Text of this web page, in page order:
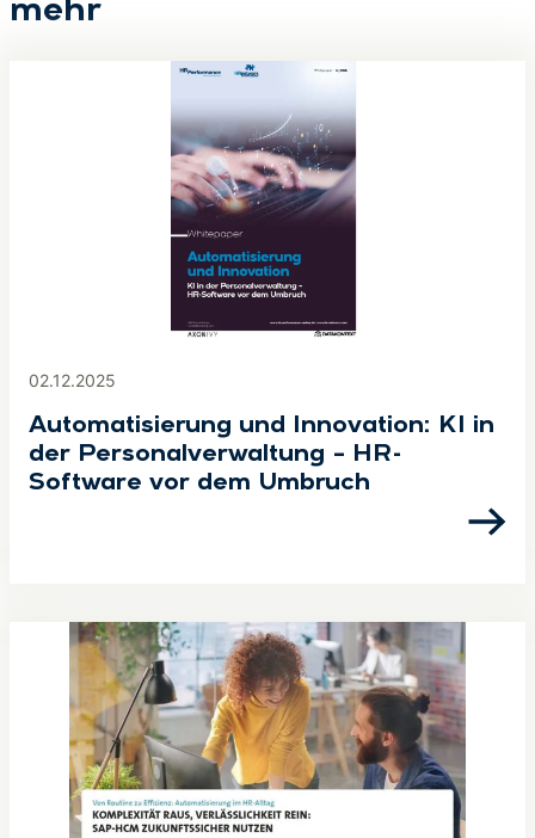
mehr
02.12.2025
Automatisierung und Innovation: KI in
der Personalverwaltung – HR-
Software vor dem Umbruch